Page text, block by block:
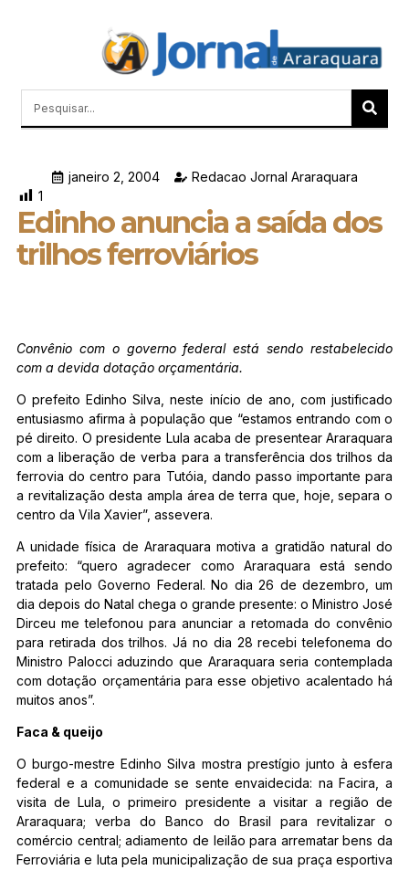
janeiro 2, 2004
Redacao Jornal Araraquara
1
Edinho anuncia a saída dos
trilhos ferroviários
Convênio com o governo federal está sendo restabelecido
com a devida dotação orçamentária.
O prefeito Edinho Silva, neste início de ano, com justificado
entusiasmo afirma à população que “estamos entrando com o
pé direito. O presidente Lula acaba de presentear Araraquara
com a liberação de verba para a transferência dos trilhos da
ferrovia do centro para Tutóia, dando passo importante para
a revitalização desta ampla área de terra que, hoje, separa o
centro da Vila Xavier”, assevera.
A unidade física de Araraquara motiva a gratidão natural do
prefeito: “quero agradecer como Araraquara está sendo
tratada pelo Governo Federal. No dia 26 de dezembro, um
dia depois do Natal chega o grande presente: o Ministro José
Dirceu me telefonou para anunciar a retomada do convênio
para retirada dos trilhos. Já no dia 28 recebi telefonema do
Ministro Palocci aduzindo que Araraquara seria contemplada
com dotação orçamentária para esse objetivo acalentado há
muitos anos”.
Faca & queijo
O burgo-mestre Edinho Silva mostra prestígio junto à esfera
federal e a comunidade se sente envaidecida: na Facira, a
visita de Lula, o primeiro presidente a visitar a região de
Araraquara; verba do Banco do Brasil para revitalizar o
comércio central; adiamento de leilão para arrematar bens da
Ferroviária e luta pela municipalização de sua praça esportiva